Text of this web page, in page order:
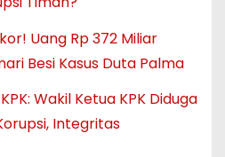
Uang Rp 372 Miliar
Besi Kasus Duta Palma
Wakil Ketua KPK Diduga
Integritas